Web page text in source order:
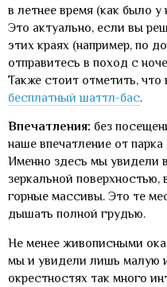
в летнее время (как было у
Это актуально, если вы
этих краях (например, по
отправитесь в поход с
Также стоит отметить,
бесплатный шаттл-бас.
Впечатления: без
наше впечатление от
Именно здесь мы увидели
зеркальной
горные массивы. Это те
дышать полной грудью.
Не менее живописными
мы и увидели лишь малую
окрестностях так много